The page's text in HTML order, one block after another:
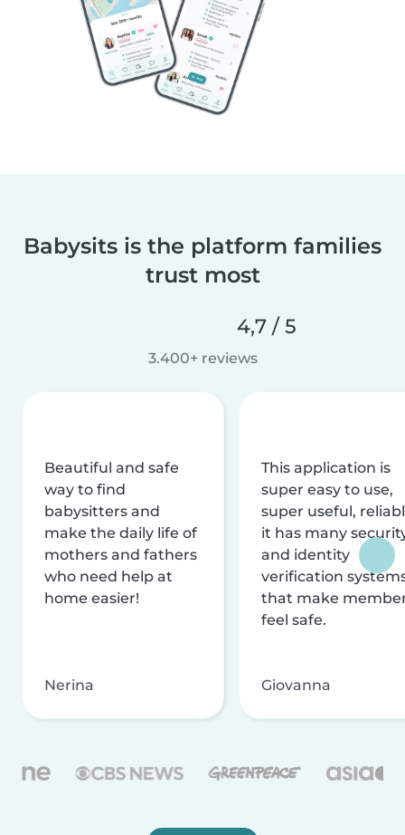
Babysits is the platform families
trust most
4,7 / 5
3.400+ reviews
Beautiful and safe
way to find
babysitters and
make the daily life of
mothers and fathers
who need help at
home easier!
Nerina
This application is
super easy to use,
super useful,
it has many
and identity
verification
that make
feel safe.
Giovanna